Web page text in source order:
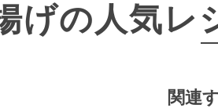
げの人気レ
関連